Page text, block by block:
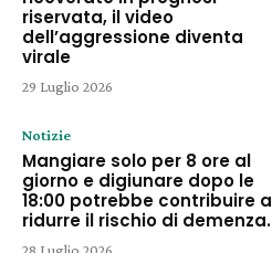
riservata, il video
dell’aggressione diventa
virale
29 Luglio 2026
Notizie
Mangiare solo per 8 ore al
giorno e digiunare dopo le
18:00 potrebbe contribuire a
ridurre il rischio di demenza.
28 Luglio 2026